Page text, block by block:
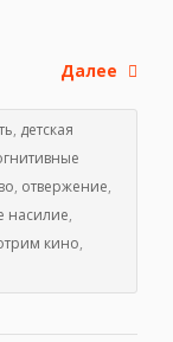
Далее
, детская
, отвержение,
насилие,
кино,